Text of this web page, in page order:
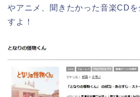
やアニメ、聞きたかった音楽CDを
すよ！